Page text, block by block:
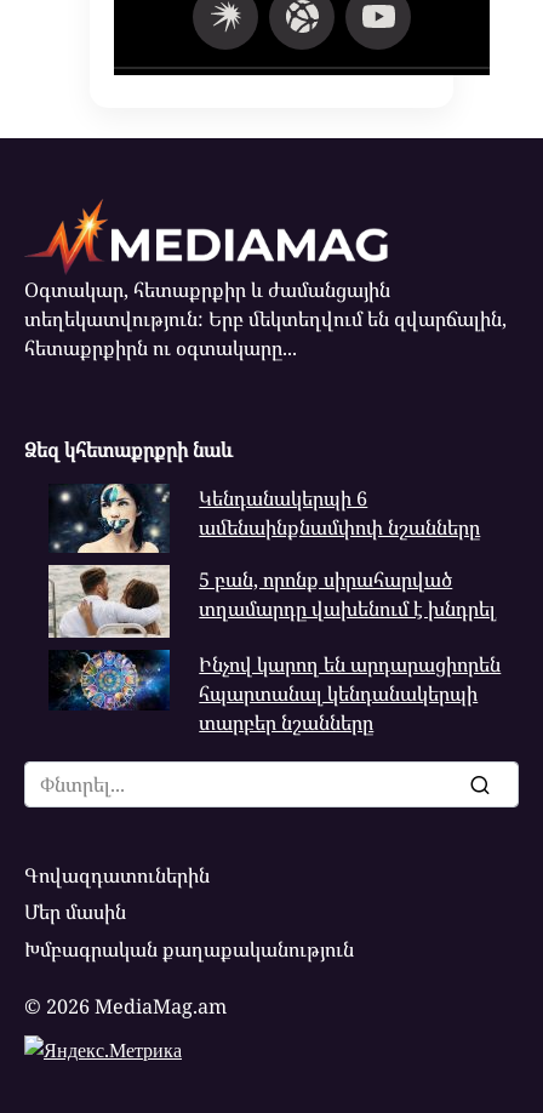
Օգտակար, հետաքրքիր և ժամանցային
տեղեկատվություն: Երբ մեկտեղվում են զվարճալին,
հետաքրքիրն ու օգտակարը...
Ձեզ կհետաքրքրի նաև
Կենդանակերպի 6
ամենաինքնամփոփ նշանները
5 բան, որոնք սիրահարված
տղամարդը վախենում է խնդրել
Ինչով կարող են արդարացիորեն
հպարտանալ կենդանակերպի
տարբեր նշանները
Search
for:
Գովազդատուներին
Մեր մասին
Խմբագրական քաղաքականություն
© 2026 MediaMag.am